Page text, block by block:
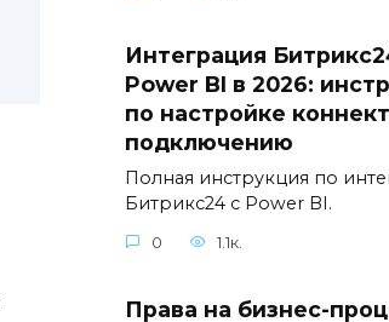
Интеграция
Power BI в 2026:
по настройке
подключению
Полная инструкция по
Битрикс24 с Power BI.
0 1.1к.
Права на бизнес-